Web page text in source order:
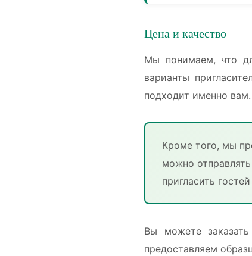
Цена и качество
Мы понимаем, что
варианты
подходит именно
Кроме того, мы
можно
пригласить
Вы можете
предоставляем